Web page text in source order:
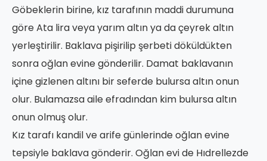
Göbeklerin birine, kız tarafının maddi durumuna
göre Ata lira veya yarım altın ya da çeyrek altın
yerleştirilir. Baklava pişirilip şerbeti döküldükten
sonra oğlan evine gönderilir. Damat baklavanın
içine gizlenen altını bir seferde bulursa altın onun
olur. Bulamazsa aile efradından kim bulursa altın
onun olmuş olur.
Kız tarafı kandil ve arife günlerinde oğlan evine
tepsiyle baklava gönderir. Oğlan evi de Hıdrellezde